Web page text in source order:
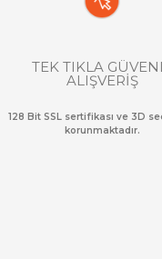
TEK TIKLA
ALIŞVERİŞ
128 Bit SSL sertifikası ve 3D
korunmaktadır.